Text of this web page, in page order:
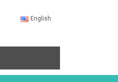
English